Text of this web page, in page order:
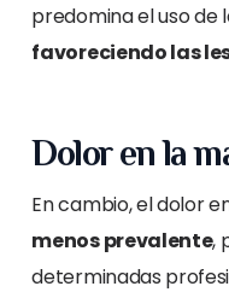
predomina el uso de
favoreciendo las
Dolor en la
En cambio, el dolor
menos prevalente,
determinadas